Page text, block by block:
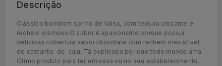
Descrição
Clássico bombom sonho de Valsa, com textura crocante e
recheio cremoso.O sabor é apaixonante porque possui
deliciosa cobertura sabor chocolate com recheio irresistível
de castanha-de-caju. Tá explicado por que todo mundo ama.
Ótimo produto para ter em casa ou no seu estabelecimento.